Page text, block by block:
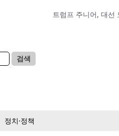
트럼프 주니어, 대선
검색
정치·정책